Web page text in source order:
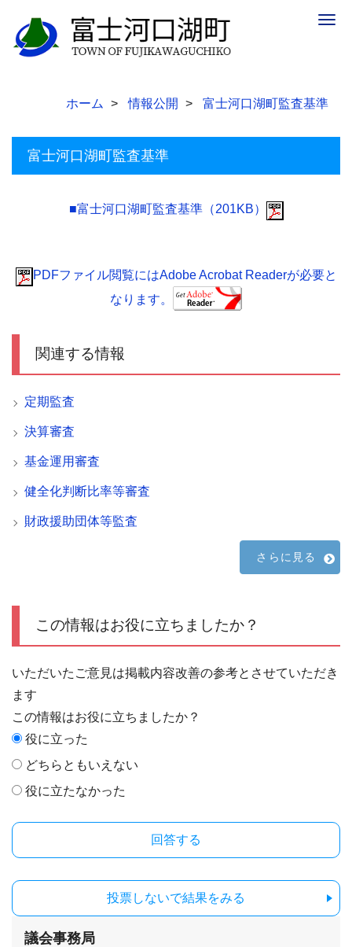
ホーム 情報公開 富士河口湖町監査基準
富士河口湖町監査基準
■富士河口湖町監査基準（201KB）
PDFファイル閲覧にはAdobe Acrobat Readerが必要と
なります。
関連する情報
定期監査
決算審査
基金運用審査
健全化判断比率等審査
財政援助団体等監査
さらに見る
この情報はお役に立ちましたか？
いただいたご意見は掲載内容改善の参考とさせていただき
ます
この情報はお役に立ちましたか？
役に立った
どちらともいえない
役に立たなかった
投票しないで結果をみる
議会事務局